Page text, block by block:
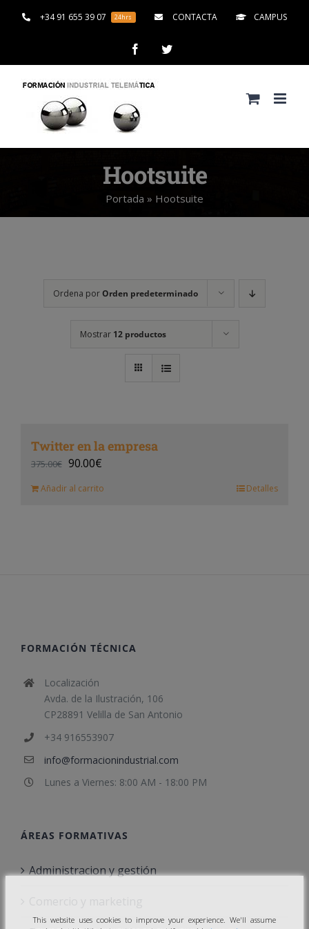
+34 91 655 39 07 24hrs CONTACTA CAMPUS
FacebookTwitter
Hootsuite
Portada » Hootsuite
Ordena porOrden predeterminado
Mostrar 12 productos
Twitter en la empresa
375.00€ 90.00€
Añadir al carrito Detalles
FORMACIÓN TÉCNICA
Localización
Avda. de la Ilustración, 106
CP28891 Velilla de San Antonio
+34 916553907
info@formacionindustrial.com
Lunes a Viernes: 8:00 AM - 18:00 PM
ÁREAS FORMATIVAS
Administracion y gestión
This website uses cookies to improve your experience. We'll assume